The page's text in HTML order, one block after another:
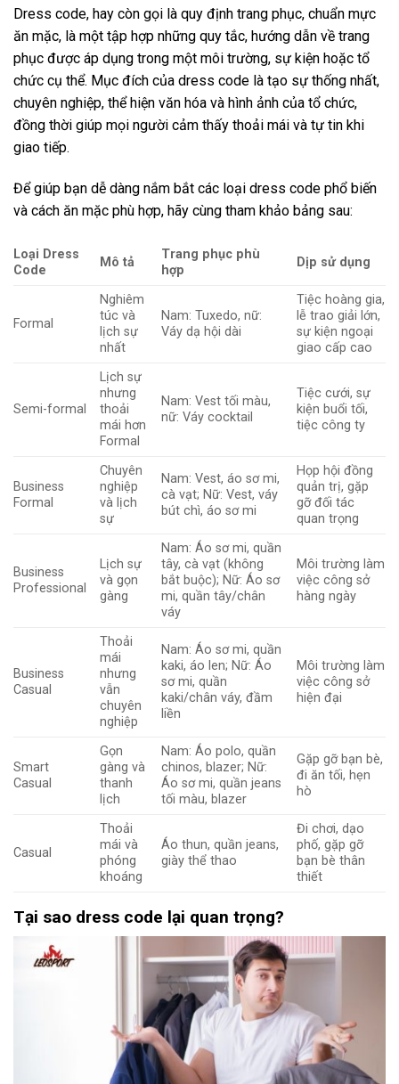
Dress code, hay còn gọi là quy định trang phục, chuẩn mực
ăn mặc, là một tập hợp những quy tắc, hướng dẫn về trang
phục được áp dụng trong một môi trường, sự kiện hoặc tổ
chức cụ thể. Mục đích của dress code là tạo sự thống nhất,
chuyên nghiệp, thể hiện văn hóa và hình ảnh của tổ chức,
đồng thời giúp mọi người cảm thấy thoải mái và tự tin khi
giao tiếp.
Để giúp bạn dễ dàng nắm bắt các loại dress code phổ biến
và cách ăn mặc phù hợp, hãy cùng tham khảo bảng sau:
Loại Dress
Code
Mô tả
Trang phục phù
hợp
Dịp sử dụng
Formal
Nghiêm
túc và
lịch sự
nhất
Nam: Tuxedo, nữ:
Váy dạ hội dài
Tiệc hoàng gia,
lễ trao giải lớn,
sự kiện ngoại
giao cấp cao
Semi-formal
Lịch sự
nhưng
thoải
mái hơn
Formal
Nam: Vest tối màu,
nữ: Váy cocktail
Tiệc cưới, sự
kiện buổi tối,
tiệc công ty
Business
Formal
Chuyên
nghiệp
và lịch
sự
Nam: Vest, áo sơ mi,
cà vạt; Nữ: Vest, váy
bút chì, áo sơ mi
Họp hội đồng
quản trị, gặp
gỡ đối tác
quan trọng
Business
Professional
Lịch sự
và gọn
gàng
Nam: Áo sơ mi, quần
tây, cà vạt (không
bắt buộc); Nữ: Áo sơ
mi, quần tây/chân
váy
Môi trường làm
việc công sở
hàng ngày
Business
Casual
Thoải
mái
nhưng
vẫn
chuyên
nghiệp
Nam: Áo sơ mi, quần
kaki, áo len; Nữ: Áo
sơ mi, quần
kaki/chân váy, đầm
liền
Môi trường làm
việc công sở
hiện đại
Smart
Casual
Gọn
gàng và
thanh
lịch
Nam: Áo polo, quần
chinos, blazer; Nữ:
Áo sơ mi, quần jeans
tối màu, blazer
Gặp gỡ bạn bè,
đi ăn tối, hẹn
hò
Casual
Thoải
mái và
phóng
khoáng
Áo thun, quần jeans,
giày thể thao
Đi chơi, dạo
phố, gặp gỡ
bạn bè thân
thiết
Tại sao dress code lại quan trọng?